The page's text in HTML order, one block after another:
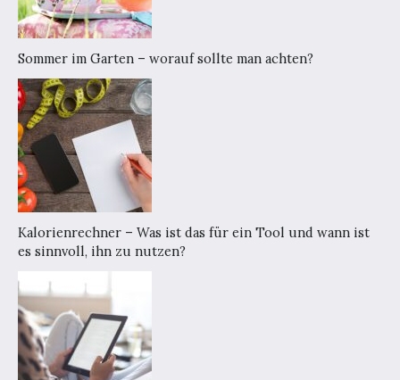
Sommer im Garten – worauf sollte man achten?
Kalorienrechner – Was ist das für ein Tool und wann ist
es sinnvoll, ihn zu nutzen?